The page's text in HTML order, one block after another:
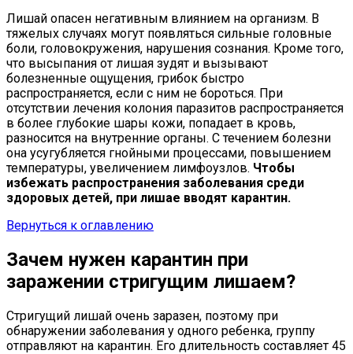
Лишай опасен негативным влиянием на организм. В
тяжелых случаях могут появляться сильные головные
боли, головокружения, нарушения сознания. Кроме того,
что высыпания от лишая зудят и вызывают
болезненные ощущения, грибок быстро
распространяется, если с ним не бороться. При
отсутствии лечения колония паразитов распространяется
в более глубокие шары кожи, попадает в кровь,
разносится на внутренние органы. С течением болезни
она усугубляется гнойными процессами, повышением
температуры, увеличением лимфоузлов. Чтобы
избежать распространения заболевания среди
здоровых детей, при лишае вводят карантин.
Вернуться к оглавлению
Зачем нужен карантин при
заражении стригущим лишаем?
Стригущий лишай очень заразен, поэтому при
обнаружении заболевания у одного ребенка, группу
отправляют на карантин. Его длительность составляет 45